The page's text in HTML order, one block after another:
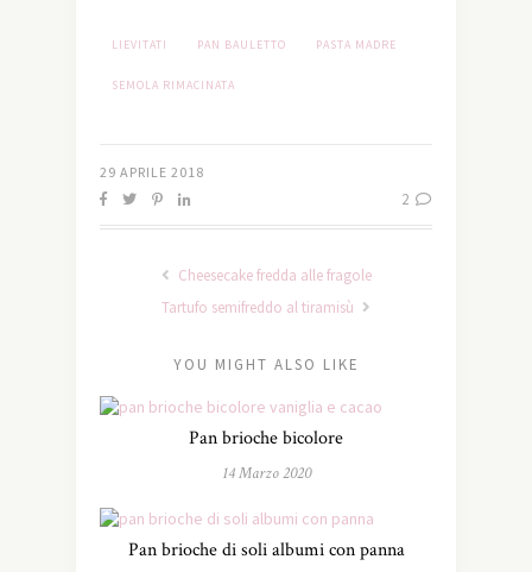
LIEVITATI PAN BAULETTO PASTA MADRE
SEMOLA RIMACINATA
29 APRILE 2018
2
Cheesecake fredda alle fragole
Tartufo semifreddo al tiramisù
YOU MIGHT ALSO LIKE
Pan brioche bicolore
14 Marzo 2020
Pan brioche di soli albumi con panna